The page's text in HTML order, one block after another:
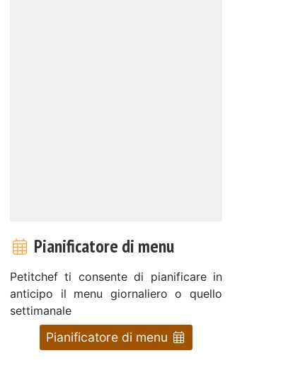
Pianificatore di menu
Petitchef ti consente di pianificare in
anticipo il menu giornaliero o quello
settimanale
Pianificatore di menu